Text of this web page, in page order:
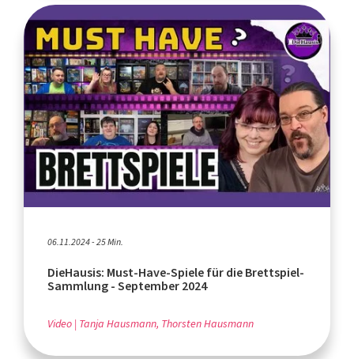
06.11.2024 - 25 Min.
DieHausis: Must-Have-Spiele für die Brettspiel-
Sammlung - September 2024
Video Tanja Hausmann, Thorsten Hausmann